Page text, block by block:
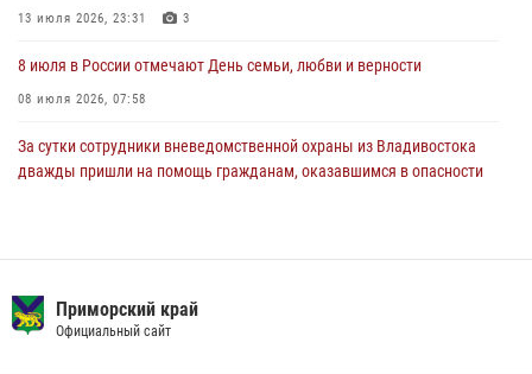
23 июля 2026, 22:45
13 июля 2026, 23:31 3
8 июля в России отмечают День семьи, любви и верности
08 июля 2026, 07:58
За сутки сотрудники вневедомственной охраны из Владивостока
дважды пришли на помощь гражданам, оказавшимся в опасности
10 июля 2026, 06:31 4
Приморский край
Официальный сайт